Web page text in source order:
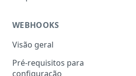
Registro dinâmico de client
(autenticação com mTLS)
Validação do hash e do código
WEBHOOKS
Visão geral
Pré-requisitos para
configuração